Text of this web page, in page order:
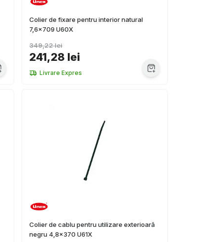
Colier de fixare pentru interior natural
7,6x709 U60X
241,28 lei
349,22 lei
Livrare Expres
Colier de cablu pentru utilizare exterioară
negru 4,8x370 U61X